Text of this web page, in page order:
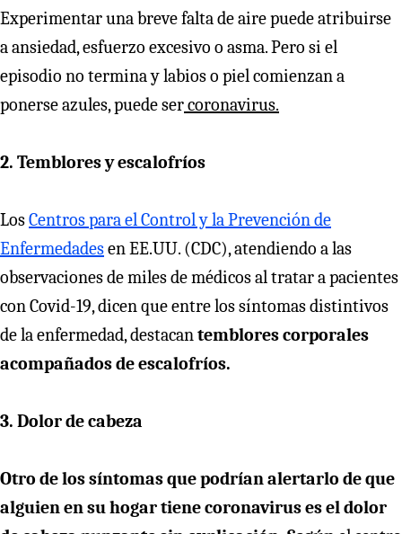
Experimentar una breve falta de aire puede atribuirse
a ansiedad, esfuerzo excesivo o asma. Pero si el
episodio no termina y labios o piel comienzan a
ponerse azules, puede sercoronavirus.
2. Temblores y escalofríos
LosCentros para el Control y la Prevención de
Enfermedadesen EE.UU. (CDC), atendiendo a las
observaciones de miles de médicos al tratar a pacientes
con Covid-19, dicen que entre los síntomas distintivos
de la enfermedad, destacantemblores corporales
acompañados de escalofríos.
3. Dolor de cabeza
Otro de los síntomas que podrían alertarlo de que
alguien en su hogar tiene coronavirus es el dolor